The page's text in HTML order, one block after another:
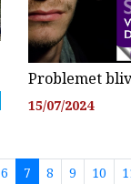
Problemet
15/07/2024
6 7 8 9 10